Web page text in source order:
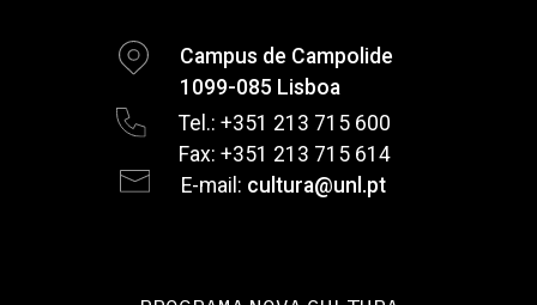
Campus de Campolide
1099-085 Lisboa
Tel.: +351 213 715 600
Fax: +351 213 715 614
E-mail: cultura@unl.pt